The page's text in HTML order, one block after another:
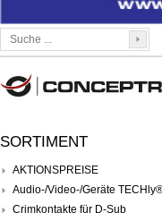
SORTIMENT
AKTIONSPREISE
Audio-/Video-/Geräte
Crimkontakte für D-Sub